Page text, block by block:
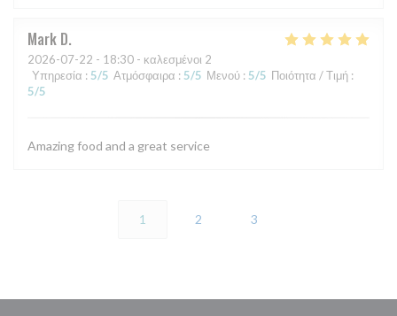
Mark D
2026-07-22 - 18:30 - καλεσμένοι 2
Υπηρεσία : 5/5 Ατμόσφαιρα : 5/5 Μενού : 5/5 Ποιότητα / Τιμή :
5/5
Amazing food and a great service
1 2 3